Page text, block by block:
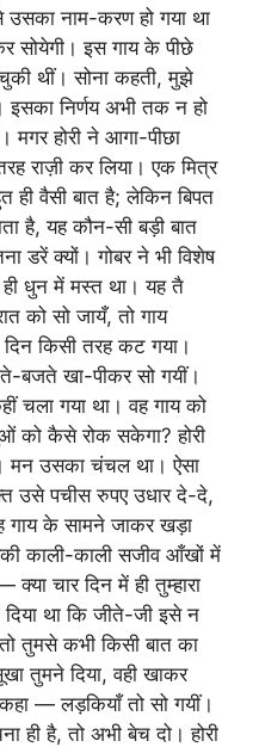
उसका नाम-करण हो गया था
इस गाय के पीछे
चुकी थीं। सोना कहती, मुझे
इसका निर्णय अभी तक न हो
होरी ने आगा-पीछा
राज़ी कर लिया। एक मित्र
ही वैसी बात है; लेकिन बिपत
है, यह कौन-सी बड़ी बात
डरें क्यों। गोबर ने भी विशेष
धुन में मस्त था। यह तै
को सो जायँ, तो गाय
दिन किसी तरह कट गया।
बजते खा-पीकर सो गयीं।
चला गया था। वह गाय को
कैसे रोक सकेगा? होरी
मन उसका चंचल था। ऐसा
उसे पचीस रुपए उधार दे-दे,
गाय के सामने जाकर खड़ा
काली-काली सजीव आँखों में
चार दिन में ही तुम्हारा
था कि जीते-जी इसे न
तुमसे कभी किसी बात का
तुमने दिया, वही खाकर
— लड़कियाँ तो सो गयीं।
ही है, तो अभी बेच दो। होरी